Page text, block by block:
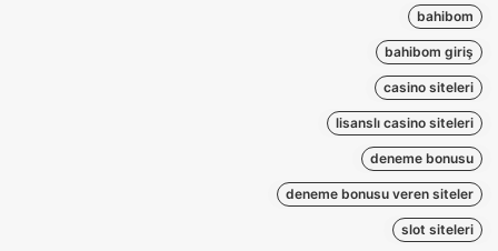
bahibom
bahibom giriş
casino siteleri
lisanslı casino siteleri
deneme bonusu
deneme bonusu veren siteler
slot siteleri